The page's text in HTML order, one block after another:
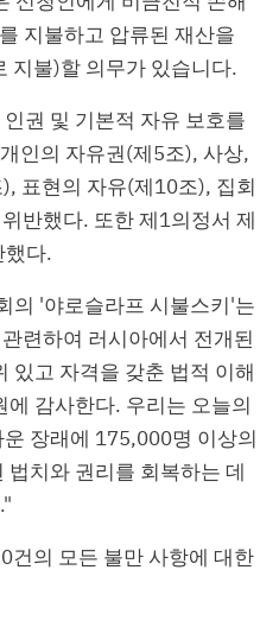
지불하고 압류된 재산을
지불)할 의무가 있습니다.
권 및 기본적 자유 보호를
인의 자유권(제5조), 사상,
표현의 자유(제10조), 집회
반했다. 또한 제1의정서 제
했다.
의 '야로슬라프 시불스키'는
련하여 러시아에서 전개된
있고 자격을 갖춘 법적 이해
감사한다. 우리는 오늘의
장래에 175,000명 이상의
치와 권리를 회복하는 데
건의 모든 불만 사항에 대한